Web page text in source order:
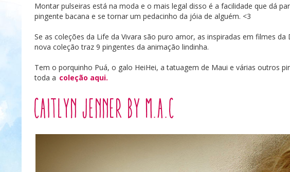
Montar pulseiras está na moda e o mais legal disso é a facilidade que dá
pingente bacana e se tornar um pedacinho da jóia de alguém. <3
Se as coleções da Life da Vivara são puro amor, as inspiradas em filmes
nova coleção traz 9 pingentes da animação lindinha.
Tem o porquinho Puá, o galo HeiHei, a tatuagem de Maui e várias outros
toda a coleção aqui.
Caitlyn Jenner by M.A.C